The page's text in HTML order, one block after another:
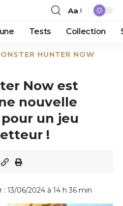
Aa
Tests Collection
HUNTER NOW
Now est
nouvelle
un jeu
!
13/06/2024 à 14 h 36 min